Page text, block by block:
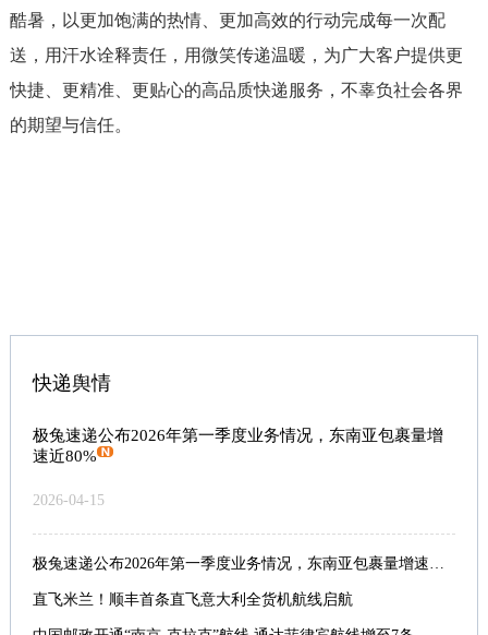
酷暑，以更加饱满的热情、更加高效的行动完成每一次配
送，用汗水诠释责任，用微笑传递温暖，为广大客户提供更
快捷、更精准、更贴心的高品质快递服务，不辜负社会各界
的期望与信任。
快递舆情
极兔速递公布2026年第一季度业务情况，东南亚包裹量增
速近80%
2026-04-15
直飞米兰！顺丰首条直飞意大利全货机航线启航